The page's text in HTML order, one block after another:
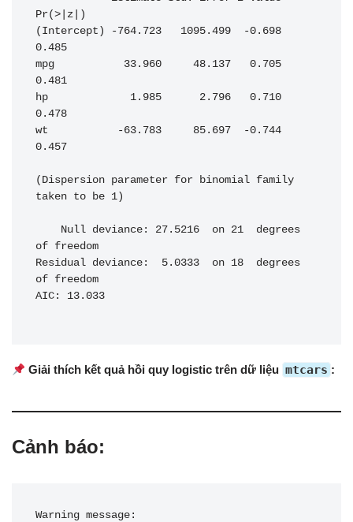
Pr(>|z|)
(Intercept) -764.723   1095.499  -0.698
0.485
mpg           33.960     48.137   0.705
0.481
hp             1.985      2.796   0.710
0.478
wt           -63.783     85.697  -0.744
0.457
(Dispersion parameter for binomial family
taken to be 1)
of freedom
Residual deviance:  5.0333  on 18  degrees
of freedom
AIC: 13.033
Giải thích kết quả hồi quy logistic trên dữ liệu mtcars :
Cảnh báo:
Warning message: